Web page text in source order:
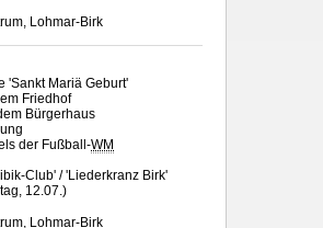
Lohmar-Birk
'Sankt Mariä Geburt'
Friedhof
Bürgerhaus
der Fußball-WM
Club' / 'Liederkranz Birk'
12.07.)
Lohmar-Birk